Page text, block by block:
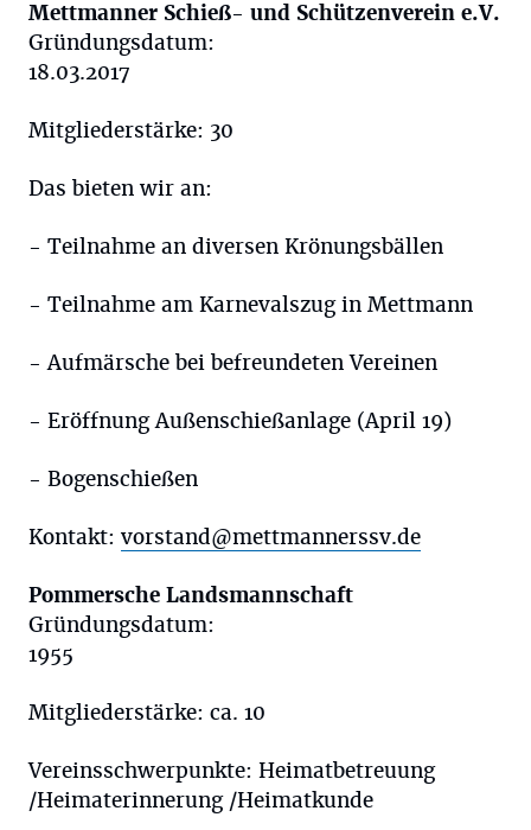
Mettmanner Schieß- und Schützenverein e.V.
Gründungsdatum:
18.03.2017
Mitgliederstärke: 30
Das bieten wir an:
- Teilnahme an diversen Krönungsbällen
- Teilnahme am Karnevalszug in Mettmann
- Aufmärsche bei befreundeten Vereinen
- Eröffnung Außenschießanlage (April 19)
- Bogenschießen
Kontakt: vorstand@mettmannerssv.de
Pommersche Landsmannschaft
Gründungsdatum:
1955
Mitgliederstärke: ca. 10
Vereinsschwerpunkte: Heimatbetreuung
/Heimaterinnerung /Heimatkunde